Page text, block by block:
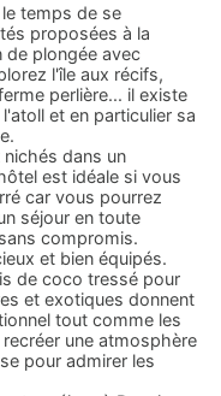
temps de se
proposées à la
de plongée avec
l'île aux récifs,
perlière... il existe
et en particulier sa
dans un
est idéale si vous
car vous pourrez
séjour en toute
compromis.
et bien équipés.
de coco tressé pour
et exotiques donnent
tout comme les
une atmosphère
pour admirer les